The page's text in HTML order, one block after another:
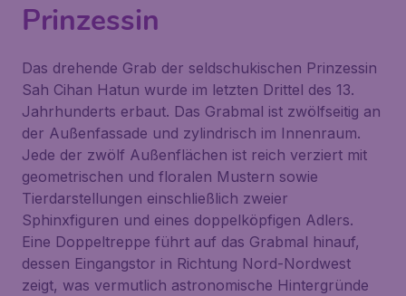
Prinzessin
Das drehende Grab der seldschukischen Prinzessin
Sah Cihan Hatun wurde im letzten Drittel des 13.
Jahrhunderts erbaut. Das Grabmal ist zwölfseitig an
der Außenfassade und zylindrisch im Innenraum.
Jede der zwölf Außenflächen ist reich verziert mit
geometrischen und floralen Mustern sowie
Tierdarstellungen einschließlich zweier
Sphinxfiguren und eines doppelköpfigen Adlers.
Eine Doppeltreppe führt auf das Grabmal hinauf,
dessen Eingangstor in Richtung Nord-Nordwest
zeigt, was vermutlich astronomische Hintergründe